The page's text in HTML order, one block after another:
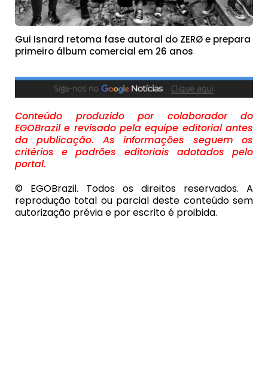
Gui Isnard retoma fase autoral do ZERØ e prepara
primeiro álbum comercial em 26 anos
Conteúdo produzido por colaborador do
EGOBrazil e revisado pela equipe editorial antes
da publicação. As informações seguem os
critérios e padrões editoriais adotados pelo
portal.
© EGOBrazil. Todos os direitos reservados. A
reprodução total ou parcial deste conteúdo sem
autorização prévia e por escrito é proibida.